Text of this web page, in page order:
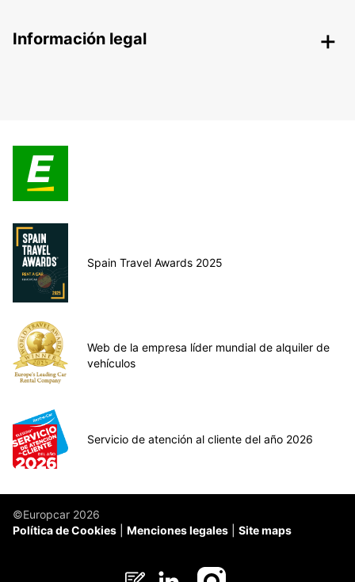
Información legal
Spain Travel Awards 2025
Web de la empresa líder mundial de alquiler de
vehículos
Servicio de atención al cliente del año 2026
©Europcar 2026
Política de Cookies
Menciones legales Site maps